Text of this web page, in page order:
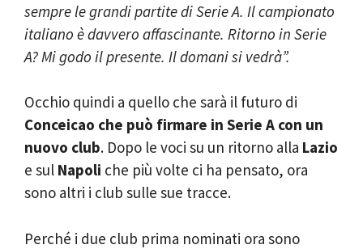
sempre le grandi partite di Serie A. Il campionato
italiano è davvero affascinante. Ritorno in Serie
A? Mi godo il presente. Il domani si vedrà”.
Occhio quindi a quello che sarà il futuro di
Conceicao che può firmare in Serie A con un
nuovo club. Dopo le voci su un ritorno alla Lazio
e sul Napoli che più volte ci ha pensato, ora
sono altri i club sulle sue tracce.
Perché i due club prima nominati ora sono